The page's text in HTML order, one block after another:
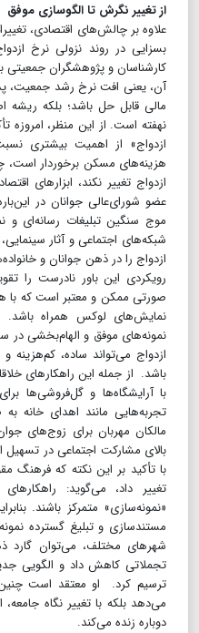
از تغییر نگرش تا الگوسازی موفق
علاوه ‌بر چالش‌های اقتصادی،
بسزایی در روند نزولی نرخ
کارشناسان و پژوهشگران جمعیتی
آن، یعنی افت نرخ رشد جمعیت،
مالی قابل حل باشد؛ بلکه
نهفته است. از این منظر،
ازدواج» از اهمیت بیشتری
هزینه‌های مسکن برخوردار
ازدواج تغییر نکند، ابزارهای
عضو شورای‌عالی جوانان در
موج سنگین تبلیغات رسانه‌ای
شبکه‌های اجتماعی و آثار
ازدواج را در ذهن جوانان و
رویکردی این باور نادرست را
صورتی ممکن و معتبر است که با
نمایش‌های لوکس همراه
نمونه‌های موفق و الهام‌بخشی در
ازدواج می‌تواند ساده،
باشد. از جمله این راهکارهای
با آرایشگاه‌ها و گل‌فروشی‌ها
تجربه‌هایی مانند اهدای خانه
مالکان مهربان برای زوج‌های
بالای مشارکت اجتماعی در
با تأکید بر این نکته که فرهنگ
تغییر داد، می‌گوید:
«نمونه‌سازی» متمرکز باشند.
مستندسازی و تبلیغ گسترده
شهرهای مختلف، می‌توان گارد
تجملاتی کاهش داد و الگویی
ترسیم کرد. او معتقد است
می‌دهد بلکه با تغییر نگاه جامعه،
دوباره زنده می‌کند.